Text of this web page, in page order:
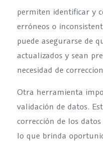
permiten identificar y
erróneos o
puede asegurarse de
actualizados y sean
necesidad de
Otra herramienta
validación de datos.
corrección de los
lo que brinda